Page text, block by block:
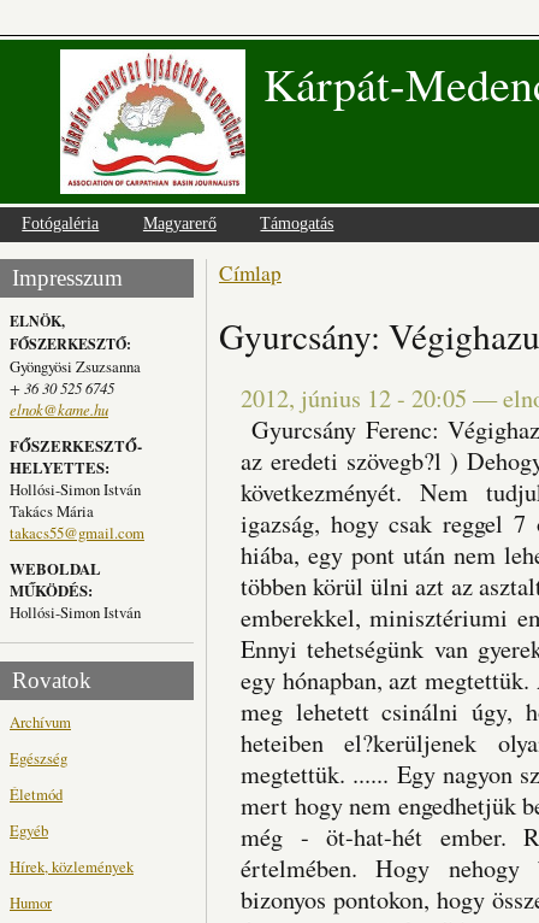
Kárpát-
Fotógaléria Magyarerő Támogatás
Impresszum
ELNÖK,
FŐSZERKESZTŐ:
Gyöngyösi Zsuzsanna
+ 36 30 525 6745
elnok@kame.hu
FŐSZERKESZTŐ-
HELYETTES:
Hollósi-Simon István
Takács Mária
takacs55@gmail.com
WEBOLDAL
MŰKÖDÉS:
Hollósi-Simon István
Rovatok
Archívum
Egészség
Életmód
Egyéb
Hírek, közlemények
Humor
Jelenlegi hely
Címlap
Gyurcsány:
2012, június 12 - 20:05 —
Gyurcsány Ferenc:
az eredeti szövegb?l )
következményét. Nem
igazság, hogy csak reggel
hiába, egy pont után nem
többen körül ülni azt az
emberekkel, minisztériumi
Ennyi tehetségünk van
egy hónapban, azt
meg lehetett csinálni úgy,
heteiben el?kerüljenek
megtettük. ...... Egy nagyon
mert hogy nem engedhetjük
még - öt-hat-hét ember.
értelmében. Hogy
bizonyos pontokon, hogy